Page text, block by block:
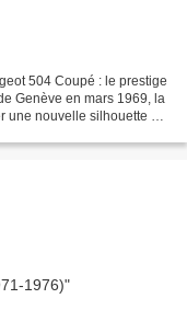
504 Coupé : le prestige
Genève en mars 1969, la
nouvelle silhouette à